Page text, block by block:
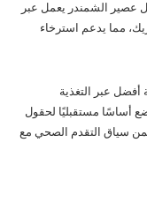
عصير الشمندر يعمل عبر
مما يدعم استرخاء
أفضل عبر التغذية
أساسًا مستقبليًا لحقول
سياق التقدم الصحي مع